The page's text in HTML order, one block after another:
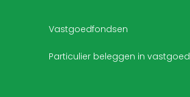
Vastgoedfondsen
Particulier beleggen in vastgoed